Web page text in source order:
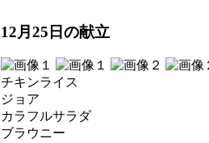
12月25日の献立
チキンライス
ジョア
カラフルサラダ
ブラウニー